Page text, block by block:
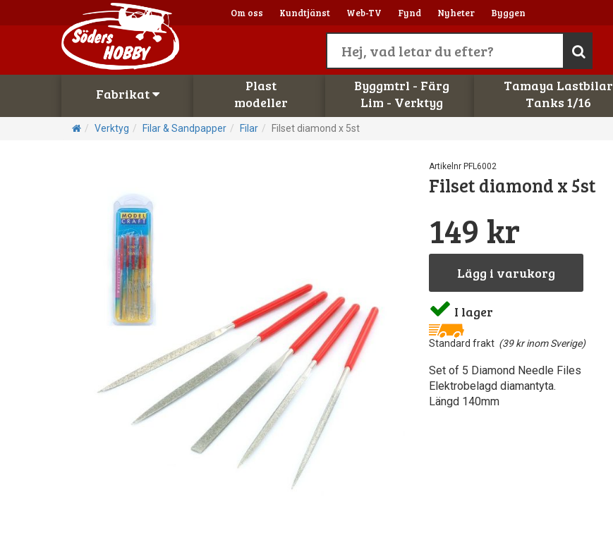
Om oss Kundtjänst Web-TV Fynd Nyheter Byggen
Fabrikat
Plast
modeller
Byggmtrl - Färg
Lim - Verktyg
Tamaya Lastbilar
Tanks 1/16
Verktyg Filar & Sandpapper Filar Filset diamond x 5st
Artikelnr PFL6002
Filset diamond x 5st
149 kr
Lägg i varukorg
I lager
Standard frakt (39 kr inom Sverige)
Set of 5 Diamond Needle Files
Elektrobelagd diamantyta.
Längd 140mm